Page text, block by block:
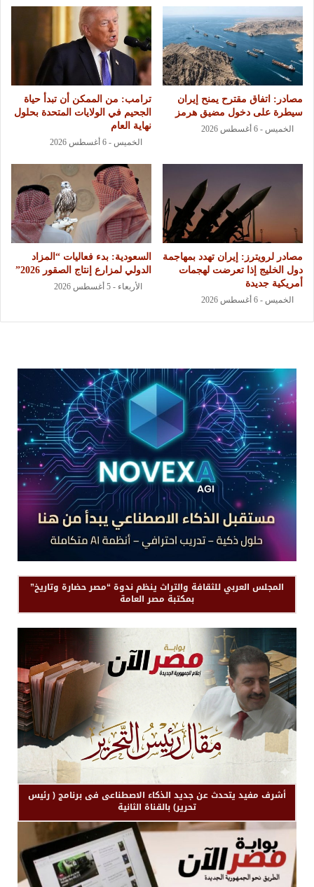
مصادر: اتفاق مقترح يمنح إيران
سيطرة على دخول مضيق هرمز
الخميس - 6 أغسطس 2026
ترامب: من الممكن أن تبدأ حياة
الجحيم في الولايات المتحدة بحلول
نهاية العام
الخميس - 6 أغسطس 2026
مصادر لرويترز: إيران تهدد بمهاجمة
دول الخليج إذا تعرضت لهجمات
أمريكية جديدة
الخميس - 6 أغسطس 2026
السعودية: بدء فعاليات “المزاد
الدولي لمزارع إنتاج الصقور 2026”
الأربعاء - 5 أغسطس 2026
المجلس العربي للثقافة والتراث ينظم ندوة “مصر حضارة وتاريخ”
بمكتبة مصر العامة
أشرف مفيد يتحدث عن جديد الذكاء الاصطناعى فى برنامج ( رئيس
تحرير) بالقناة الثانية